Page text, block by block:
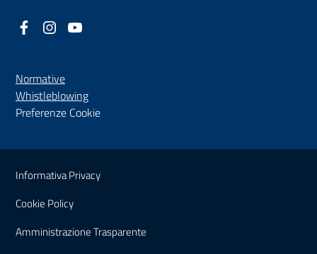
Facebook
(nuova scheda - new tab)
Instagram
(nuova scheda - new tab)
Normative
Whistleblowing(nuova scheda - new tab)
Preferenze Cookie
Sezione Link Utili
Informativa Privacy
Cookie Policy
Amministrazione Trasparente